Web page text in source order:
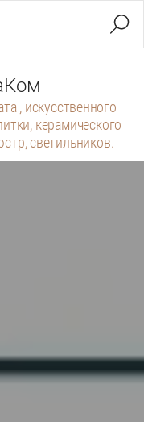
, искусственного
керамического
светильников.